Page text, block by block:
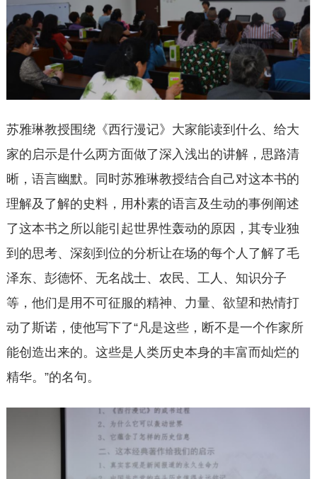
苏雅琳教授围绕《西行漫记》大家能读到什么、给大
家的启示是什么两方面做了深入浅出的讲解，思路清
晰，语言幽默。同时苏雅琳教授结合自己对这本书的
理解及了解的史料，用朴素的语言及生动的事例阐述
了这本书之所以能引起世界性轰动的原因，其专业独
到的思考、深刻到位的分析让在场的每个人了解了毛
泽东、彭德怀、无名战士、农民、工人、知识分子
等，他们是用不可征服的精神、力量、欲望和热情打
动了斯诺，使他写下了“凡是这些，断不是一个作家所
能创造出来的。这些是人类历史本身的丰富而灿烂的
精华。”的名句。